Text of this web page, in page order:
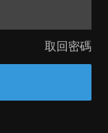
取回密碼